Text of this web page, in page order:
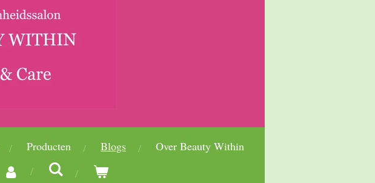
Producten Blogs
Over Beauty Within